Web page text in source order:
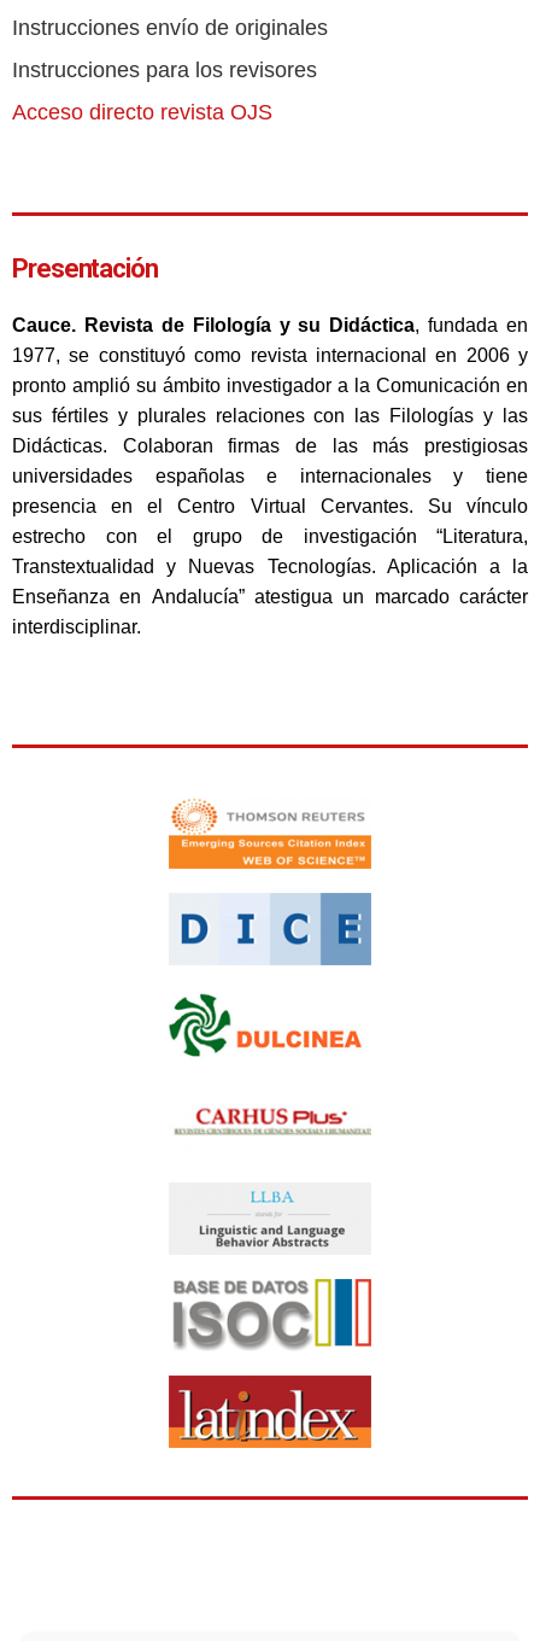
Instrucciones envío de originales
Instrucciones para los revisores
Acceso directo revista OJS
Presentación
Cauce. Revista de Filología y su Didáctica, fundada en
1977, se constituyó como revista internacional en 2006 y
pronto amplió su ámbito investigador a la Comunicación en
sus fértiles y plurales relaciones con las Filologías y las
Didácticas. Colaboran firmas de las más prestigiosas
universidades españolas e internacionales y tiene
presencia en el Centro Virtual Cervantes. Su vínculo
estrecho con el grupo de investigación “Literatura,
Transtextualidad y Nuevas Tecnologías. Aplicación a la
Enseñanza en Andalucía” atestigua un marcado carácter
interdisciplinar.